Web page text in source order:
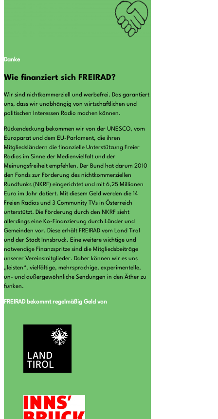
Danke
Wie finanziert sich FREIRAD?
Wir sind nichtkommerziell und werbefrei. Das garantiert
uns, dass wir unabhängig von wirtschaftlichen und
politischen Interessen Radio machen können.
Rückendeckung bekommen wir von der UNESCO, vom
Europarat und dem EU-Parlament, die ihren
Mitgliedsländern die finanzielle Unterstützung Freier
Radios im Sinne der Medienvielfalt und der
Meinungsfreiheit empfehlen. Der Bund hat darum 2010
den Fonds zur Förderung des nichtkommerziellen
Rundfunks (NKRF) eingerichtet und mit 6,25 Millionen
Euro im Jahr dotiert. Mit diesem Geld werden die 14
Freien Radios und 3 Community TVs in Österreich
unterstützt. Die Förderung durch den NKRF sieht
allerdings eine Ko-Finanzierung durch Länder und
Gemeinden vor. Diese erhält FREIRAD vom Land Tirol
und der Stadt Innsbruck. Eine weitere wichtige und
notwendige Finanzspritze sind die Mitgliedsbeiträge
unserer Vereinsmitglieder. Daher können wir es uns
„leisten“, vielfältige, mehrsprachige, experimentelle,
un- und außergewöhnliche Sendungen in den Äther zu
funken.
FREIRAD bekommt regelmäßig Geld von